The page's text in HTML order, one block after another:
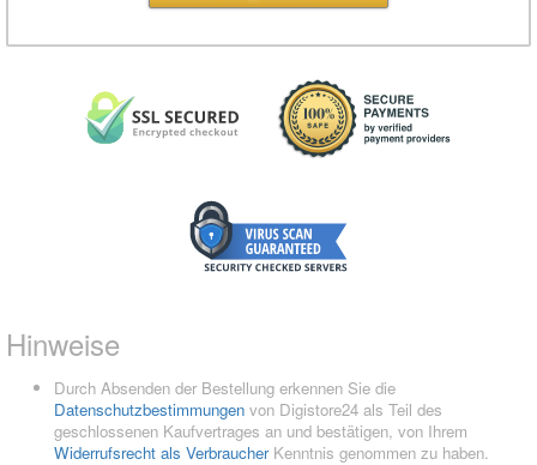
Hinweise
Durch Absenden der Bestellung erkennen Sie die
Datenschutzbestimmungen von Digistore24 als Teil des
geschlossenen Kaufvertrages an und bestätigen, von Ihrem
Widerrufsrecht als VerbraucherKenntnis genommen zu haben.